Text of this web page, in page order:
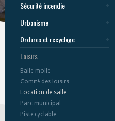
Sécurité incendie
Urbanisme
Ordures et recyclage
Loisirs
Balle-molle
Comité des loisirs
Location de salle
Parc municipal
Piste cyclable